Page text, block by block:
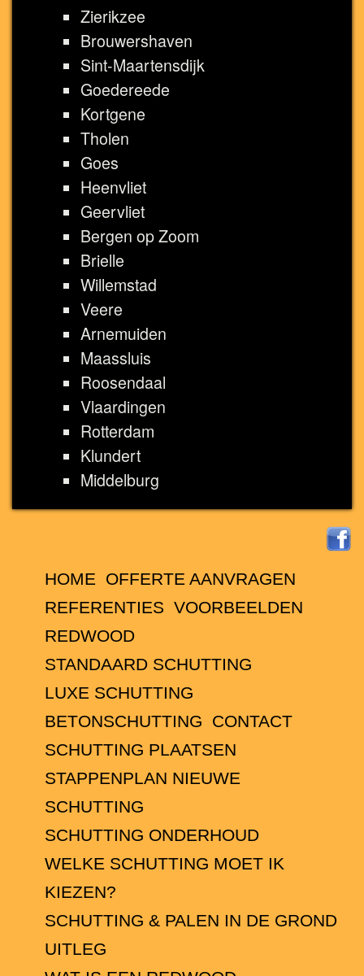
Zierikzee
Brouwershaven
Sint-Maartensdijk
Goedereede
Kortgene
Tholen
Goes
Heenvliet
Geervliet
Bergen op Zoom
Brielle
Willemstad
Veere
Arnemuiden
Maassluis
Roosendaal
Vlaardingen
Rotterdam
Klundert
Middelburg
HOME
OFFERTE AANVRAGEN
REFERENTIES VOORBEELDEN
REDWOOD
STANDAARD SCHUTTING
LUXE SCHUTTING
BETONSCHUTTING
CONTACT
SCHUTTING PLAATSEN
STAPPENPLAN NIEUWE
SCHUTTING
SCHUTTING ONDERHOUD
WELKE SCHUTTING MOET IK
KIEZEN?
SCHUTTING & PALEN IN DE GROND
UITLEG